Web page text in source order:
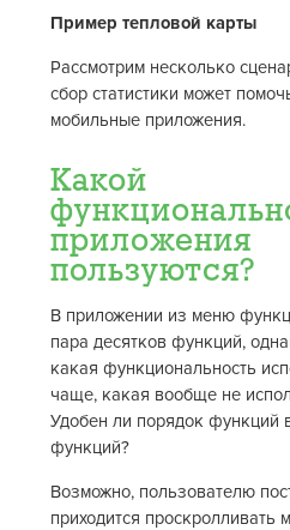
Пример тепловой карты
Рассмотрим несколько
сбор статистики может
мобильные приложения.
Какой
приложения
пользуются?
В приложении из меню
пара десятков функций,
какая функциональность
чаще, какая вообще не
Удобен ли порядок функций
функций?
Возможно, пользователю
приходится проскролливать